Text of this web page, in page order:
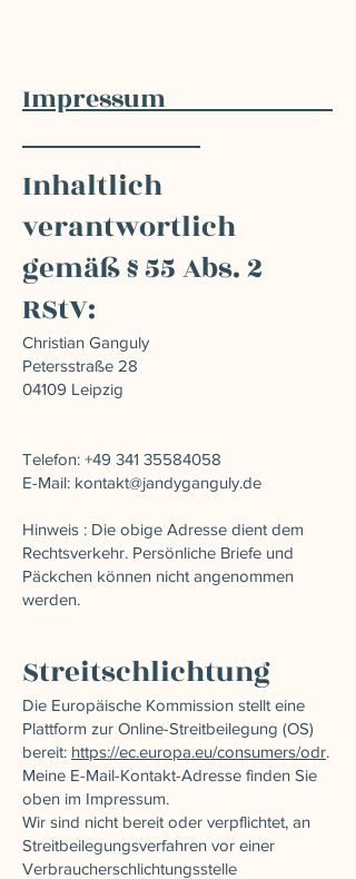
Impressum
Inhaltlich
verantwortlich
gemäß § 55 Abs. 2
RStV:
Christian Ganguly
Petersstraße 28
04109 Leipzig
Telefon: +49 341 35584058
E-Mail: kontakt@jandyganguly.de
Hinweis : Die obige Adresse dient dem
Rechtsverkehr. Persönliche Briefe und
Päckchen können nicht angenommen
werden.
Streitschlichtung
Die Europäische Kommission stellt eine
Plattform zur Online-Streitbeilegung (OS)
bereit: https://ec.europa.eu/consumers/odr.
Meine E-Mail-Kontakt-Adresse finden Sie
oben im Impressum.
Wir sind nicht bereit oder verpflichtet, an
Streitbeilegungsverfahren vor einer
Verbraucherschlichtungsstelle